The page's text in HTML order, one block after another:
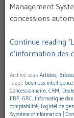
Management
concessions
Continue reading
d’information des
Archivé sous Articles Brèves
Taggé business intelligence
Concessionnaire CRM
ERP GRC Informatique
comptabilité Logiciel de
Système d'information